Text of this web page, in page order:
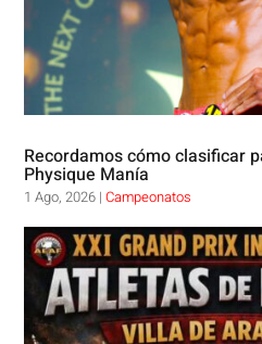
Recordamos cómo clasificar
Physique Manía
1 Ago, 2026 |Campeonatos